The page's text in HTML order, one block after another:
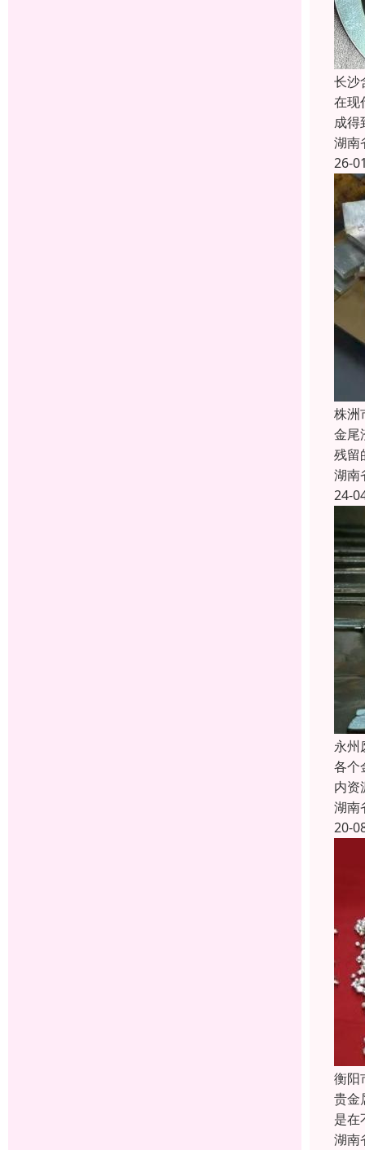
长沙
在现
成得
湖南
26-
株洲
金尾
残留
湖南
24-
永州
各个
内资
湖南
20-
衡阳
贵金
是在
湖南